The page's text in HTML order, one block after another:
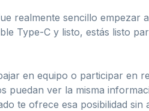
realmente sencillo empezar
Type-C y listo, estás listo
en equipo o participar en
puedan ver la misma
te ofrece esa posibilidad